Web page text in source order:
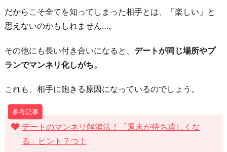
感
じ
る
よ
に
な
っ
た
4.
だからこそ全てを知ってしまった相手とは、「楽しい」と
思えないのかもしれません…。
その他にも長い付き合いになると、 デートが同じ場所やプ
ランでマンネリ化しがち。
これも、相手に飽きる原因になっているのでしょう。
デートのマンネリ解消法！「週末が待ち遠しくな
る」ヒント７つ！